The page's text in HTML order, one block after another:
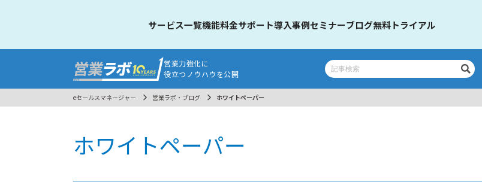
営業力強化に
役立つノウハウを公開
サービス一覧機能料金サポート導入事例セミナーブログ無料トライアル
eセールスマネージャー 営業ラボ・ブログ ホワイトペーパー
ホワイトペーパー